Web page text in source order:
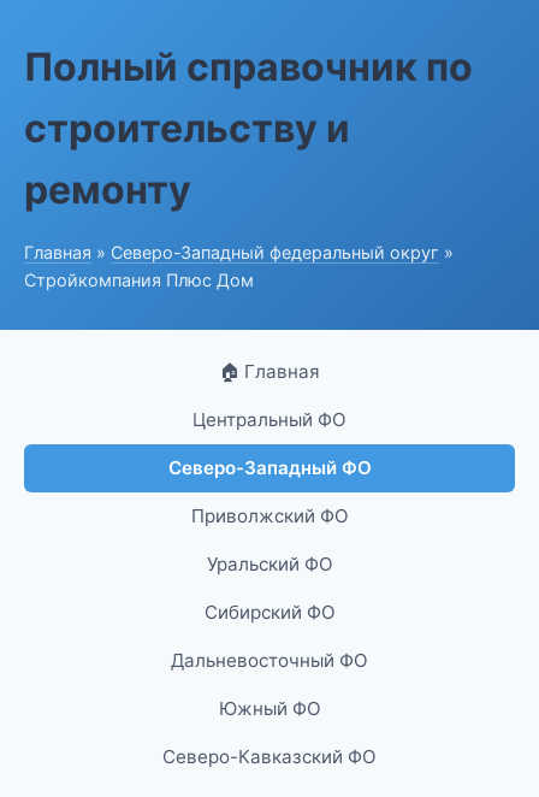
Полный справочник по
строительству и
ремонту
Главная » Северо-Западный федеральный округ »
Стройкомпания Плюс Дом
🏠 Главная
Центральный ФО
Северо-Западный ФО
Приволжский ФО
Уральский ФО
Сибирский ФО
Дальневосточный ФО
Южный ФО
Северо-Кавказский ФО